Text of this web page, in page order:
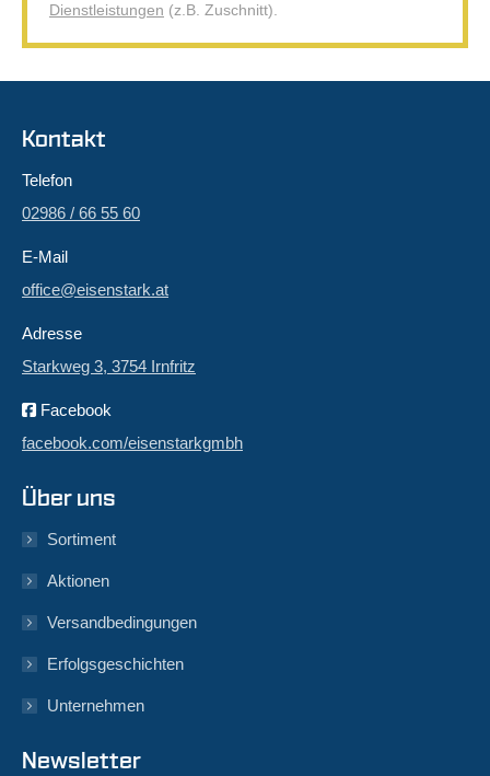
Dienstleistungen (z.B. Zuschnitt).
Kontakt
Telefon
02986 / 66 55 60
E-Mail
office@eisenstark.at
Adresse
Starkweg 3, 3754 Irnfritz
Facebook
facebook.com/eisenstarkgmbh
Über uns
Sortiment
Aktionen
Versandbedingungen
Erfolgsgeschichten
Unternehmen
Newsletter